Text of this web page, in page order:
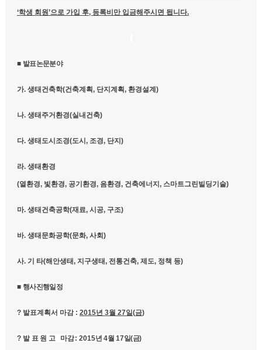
‘학생 회원’으로 가입 후, 등록비만 입금해주시면 됩니다.
■ 발표논문분야
가. 생태건축학(건축계획, 단지계획, 환경설계 )
나. 생태주거환경(실내건축)
다. 생태도시조경(도시 , 조경, 단지 )
라. 생태환경
(열환경, 빛환경, 공기환경, 음환경, 건축에너지 , 스마트그린빌딩기술)
마. 생태건축공학(재료, 시공, 구조)
바. 생태문화공학(문화, 사회 )
사. 기 타(해안생태, 지구생태, 전통건축, 제도, 정책 등)
■ 행사진행일정
? 발표계획서 마감 : 2015년 3월 27일(금)
? 발표원고 마감: 2015년4월 17일(금)